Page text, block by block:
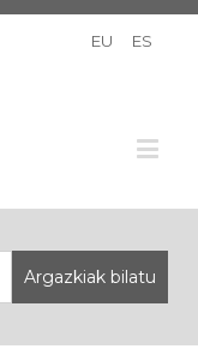
EU ES